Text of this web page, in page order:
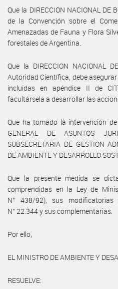
Que la DIRECCION NACIONAL DE
de la Convención sobre el
Amenazadas de Fauna y Flora
forestales de Argentina.
Que la DIRECCION NACIONAL
Autoridad Científica, debe
incluidas en apéndice II de
facultársela a desarrollar las
Que ha tomado la intervención
GENERAL DE ASUNTOS
SUBSECRETARIA DE GESTION
DE AMBIENTE Y DESARROLLO
Que la presente medida se
comprendidas en la Ley de
N° 438/92), sus
N° 22.344 y sus complementarias.
Por ello,
EL MINISTRO DE AMBIENTE Y
RESUELVE: